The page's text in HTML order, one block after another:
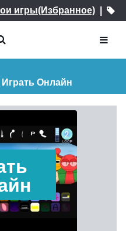
игры(Избранное)|
Онлайн